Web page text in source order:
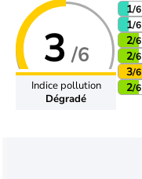
3 /6
Indice pollution
Dégradé
1/6
1/6
2/6
2/6
3/6
2/6